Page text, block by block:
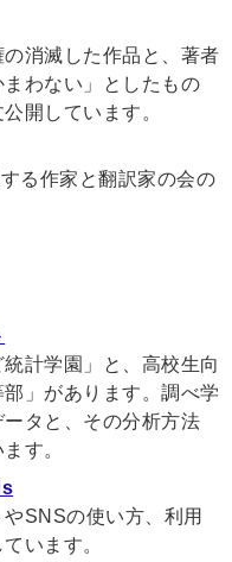
消滅した作品と、著者
わない」としたもの
開しています。
る作家と翻訳家の会の
計学園」と、高校生向
」があります。調べ学
タと、その分析方法
す。
SNSの使い方、利用
います。